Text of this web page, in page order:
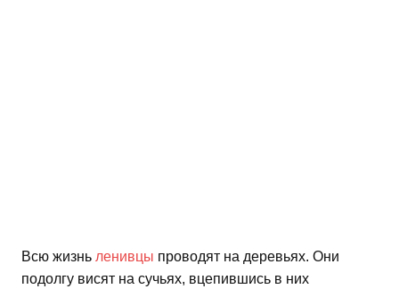
Всю жизнь ленивцы проводят на деревьях. Они
подолгу висят на сучьях, вцепившись в них